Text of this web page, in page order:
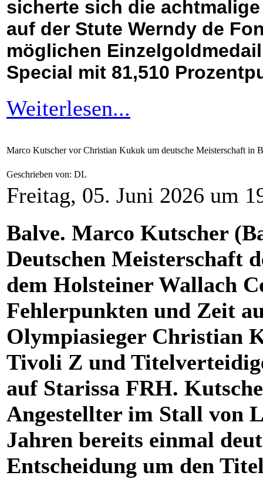
sicherte sich die
auf der Stute Werndy de
möglichen
Special mit 81,510
Weiterlesen...
Marco Kutscher vor Christian Kukuk um deutsche Meisterschaft in
Geschrieben von: DL
Freitag, 05. Juni 2026 um
Balve. Marco Kutscher
Deutschen Meisterschaft
dem Holsteiner Wallach
Fehlerpunkten und Zeit
Olympiasieger Christian
Tivoli Z und
auf Starissa FRH.
Angestellter im Stall von
Jahren bereits einmal
Entscheidung um den